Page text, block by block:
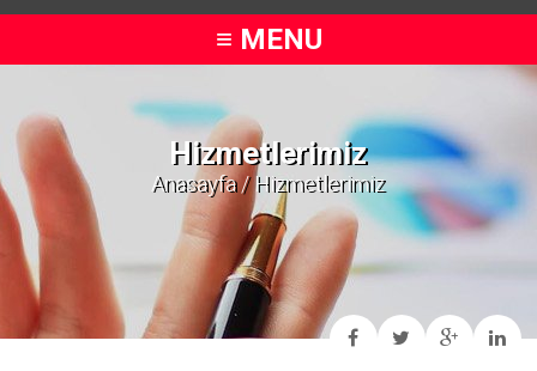
≡ MENU
Hizmetlerimiz
Anasayfa/ Hizmetlerimiz